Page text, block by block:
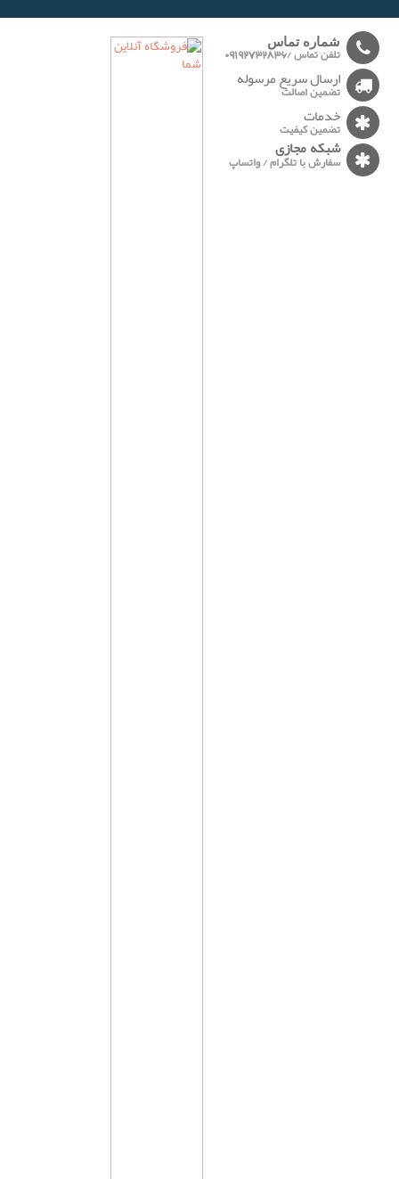
شماره تماس
تلفن تماس /09192732836
ارسال سریع مرسوله
تضمین اصالت
خدمات
تضمین کیفیت
شبکه مجازی
سفارش با تلگرام / واتساپ